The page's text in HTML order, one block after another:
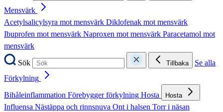
Mensvärk
Acetylsalicylsyra mot mensvärk Diklofenak mot mensvärk
Ibuprofen mot mensvärk Naproxen mot mensvärk Paracetamol mot
mensvärk
Sök
Tillbaka
Se alla
Förkylning
Bihåleinflammation Förebygger förkylning Hosta Hosta
Influensa Nästäppa och rinnsnuva Ont i halsen Torr i näsan